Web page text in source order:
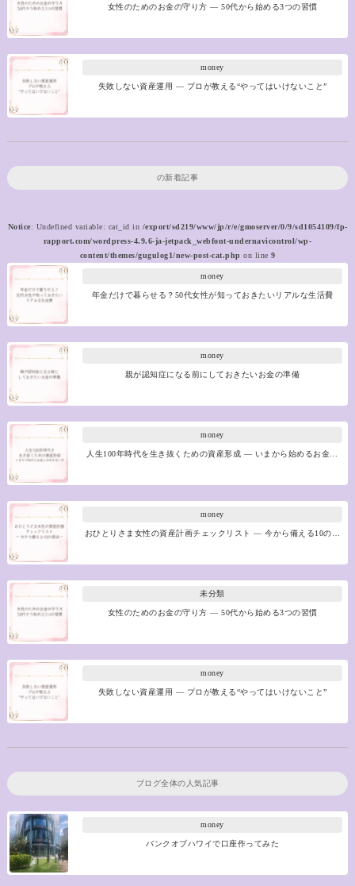
女性のためのお金の守り方 ― 50代から始める3つの習慣
money
失敗しない資産運用 ― プロが教える“やってはいけないこと”
の新着記事
Notice: Undefined variable: cat_id in /export/sd219/www/jp/r/e/gmoserver/0/9/sd1054109/fp-
rapport.com/wordpress-4.9.6-ja-jetpack_webfont-undernavicontrol/wp-
content/themes/gugulog1/new-post-cat.php on line 9
money
年金だけで暮らせる？50代女性が知っておきたいリアルな生活費
money
親が認知症になる前にしておきたいお金の準備
money
人生100年時代を生き抜くための資産形成 ― いまから始めるお金…
money
おひとりさま女性の資産計画チェックリスト ― 今から備える10の…
未分類
女性のためのお金の守り方 ― 50代から始める3つの習慣
money
失敗しない資産運用 ― プロが教える“やってはいけないこと”
ブログ全体の人気記事
money
バンクオブハワイで口座作ってみた